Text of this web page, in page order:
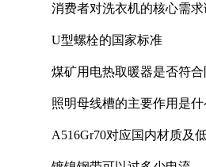
消费者对洗衣机的核心需
U型螺栓的国家标准
煤矿用电热取暖器是否符
照明母线槽的主要作用是什
A516Gr70对应国内材质及